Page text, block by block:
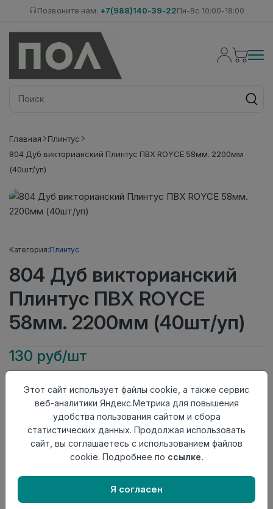
Позвоните нам: +7(988)140-39-22Пн-Вс 10:00-18:00
Главная
Плинтус
804 Дуб викторианский Плинтус ПВХ ROYCE 58мм. 2200мм
(40шт/уп)
Категория:Плинтус
804 Дуб викторианский
Плинтус ПВХ ROYCE
58мм. 2200мм (40шт/уп)
130 руб/шт
АктуальностьАктуален
Материал
ПВХ
Осталось1 шт
Добавить в корзину
наличие необходимых характеристик и комплектации
Этот сайт использует файлы cookie, а также сервис
веб-аналитики Яндекс.Метрика для повышения
удобства пользования сайтом и сбора
статистических данных. Продолжая использовать
сайт, вы соглашаетесь с использованием файлов
cookie. Подробнее по ссылке.
Я согласен